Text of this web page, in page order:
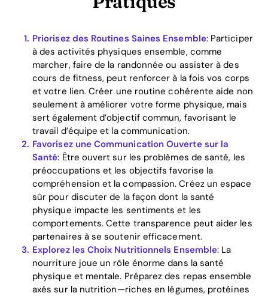
Home
Blog
Download
Priorisez des Routines Saines Ensemble: Participer
à des activités physiques ensemble, comme
marcher, faire de la randonnée ou assister à des
cours de fitness, peut renforcer à la fois vos corps
et votre lien. Créer une routine cohérente aide non
seulement à améliorer votre forme physique, mais
sert également d’objectif commun, favorisant le
travail d’équipe et la communication.
Favorisez une Communication Ouverte sur la
Santé: Être ouvert sur les problèmes de santé, les
préoccupations et les objectifs favorise la
compréhension et la compassion. Créez un espace
sûr pour discuter de la façon dont la santé
physique impacte les sentiments et les
comportements. Cette transparence peut aider les
partenaires à se soutenir efficacement.
Explorez les Choix Nutritionnels Ensemble: La
nourriture joue un rôle énorme dans la santé
physique et mentale. Préparez des repas ensemble
axés sur la nutrition—riches en légumes, protéines